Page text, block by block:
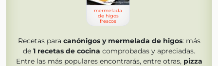
mermelada
de higos
frescos
Recetas para canónigos y mermelada de higos: más
de 1 recetas de cocina comprobadas y apreciadas.
Entre las más populares encontrarás, entre otras, pizza